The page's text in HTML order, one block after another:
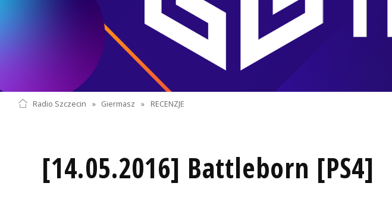
Radio Szczecin » Giermasz » RECENZJE
[14.05.2016] Battleborn [PS4]